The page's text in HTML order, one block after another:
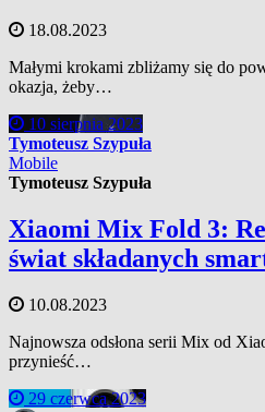
18.08.2023
Małymi krokami zbliżamy się do
okazja, żeby…
10 sierpnia 2023
Tymoteusz Szypuła
Mobile
Tymoteusz Szypuła
Xiaomi Mix Fold 3:
świat składanych
10.08.2023
Najnowsza odsłona serii Mix od
przynieść…
29 czerwca 2023